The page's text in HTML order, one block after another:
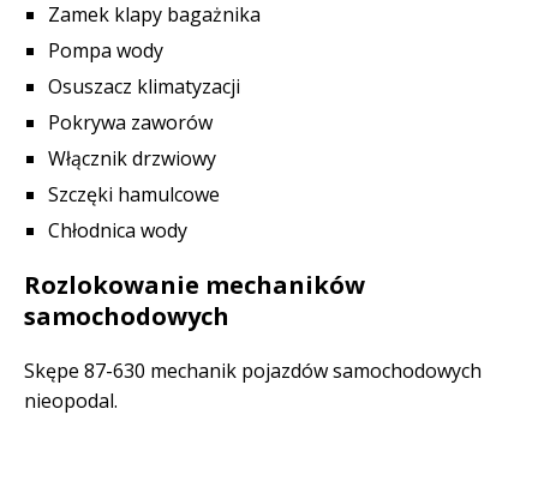
Zamek klapy bagażnika
Pompa wody
Osuszacz klimatyzacji
Pokrywa zaworów
Włącznik drzwiowy
Szczęki hamulcowe
Chłodnica wody
Rozlokowanie mechaników
samochodowych
Skępe 87-630 mechanik pojazdów samochodowych
nieopodal.